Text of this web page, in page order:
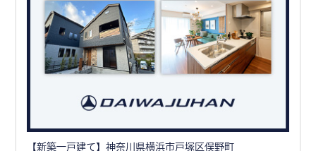
【新築一戸建て】神奈川県横浜市戸塚区俣野町